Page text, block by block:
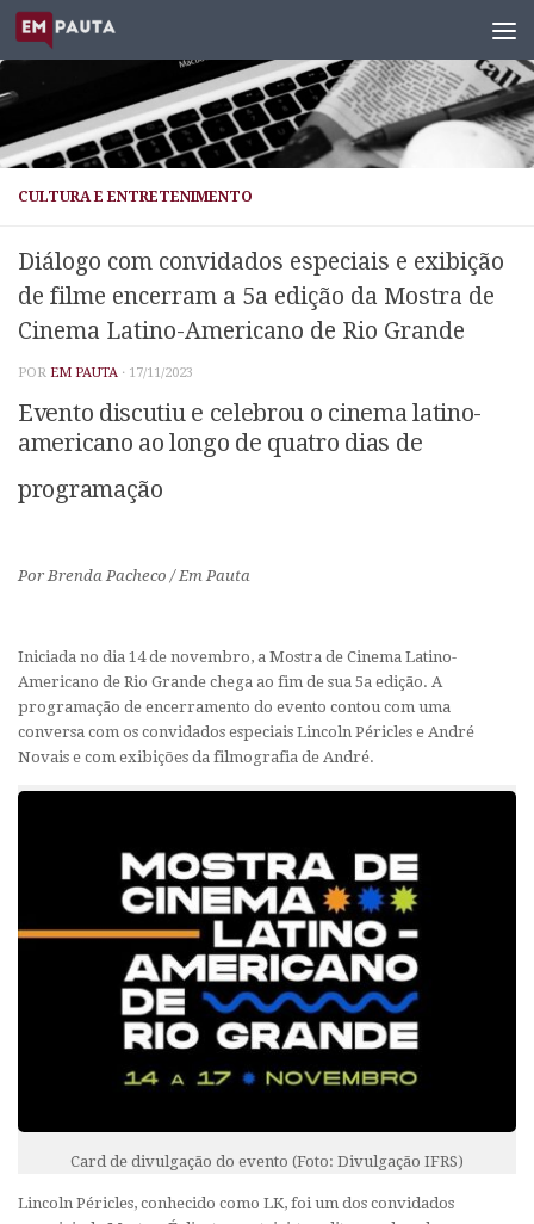
Skip to content
CULTURA E ENTRETENIMENTO
Diálogo com convidados especiais e exibição
de filme encerram a 5a edição da Mostra de
Cinema Latino-Americano de Rio Grande
POR EM PAUTA · 17/11/2023
Evento discutiu e celebrou o cinema latino-
americano ao longo de quatro dias de
programação
Por Brenda Pacheco / Em Pauta
Iniciada no dia 14 de novembro, a Mostra de Cinema Latino-
Americano de Rio Grande chega ao fim de sua 5a edição. A
programação de encerramento do evento contou com uma
conversa com os convidados especiais Lincoln Péricles e André
Novais e com exibições da filmografia de André.
Card de divulgação do evento (Foto: Divulgação IFRS)
Lincoln Péricles, conhecido como LK, foi um dos convidados